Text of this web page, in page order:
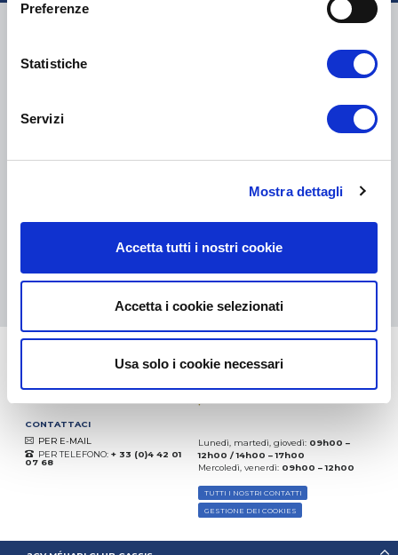
Preferenze
Statistiche
Servizi
Mostra dettagli
Accetta tutti i nostri cookie
Accetta i cookie selezionati
Usa solo i cookie necessari
COLLI DI PICCOLE DIMENSIONI:
TNT, GÉODIS, FRANCE
Eccellente:4.5/5
(dal 2018)
CONTATTACI
PER E-MAIL
PER TELEFONO: + 33 (0)4 42 01
07 68
Lunedì, martedì, giovedì: 09h00 –
12h00 / 14h00 – 17h00
Mercoledì, venerdì: 09h00 – 12h00
TUTTI I NOSTRI CONTATTI
GESTIONE DEI COOKIES